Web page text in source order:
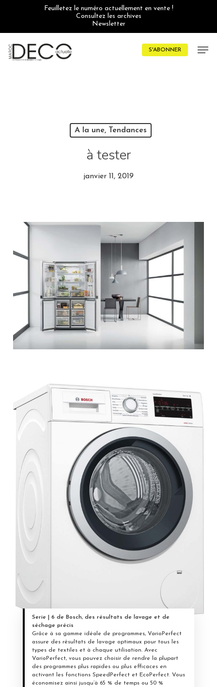
Feuilletez le numéro actuellement en vente !
Consultez les archives
Newsletter
S'ABONNER
A la une, Tendances
à tester
janvier 11, 2019
Serie | 6 de Bosch, des résultats de lavage et de
séchage précis
Grâce à sa gamme idéale de programmes, VarioPerfect
assure des résultats de lavage optimaux pour tous les
types de textiles et à chaque utilisation. Avec
VarioPerfect, vous pouvez choisir de rendre la plupart
des programmes plus rapides ou plus efficaces en
activant les fonctions SpeedPerfect et EcoPerfect. Vous
économisez ainsi jusqu’à 65 % de temps ou 50 %